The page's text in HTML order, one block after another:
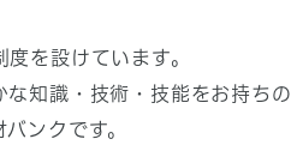
を設けています。
知識・技術・技能をお持ち
ンクです。